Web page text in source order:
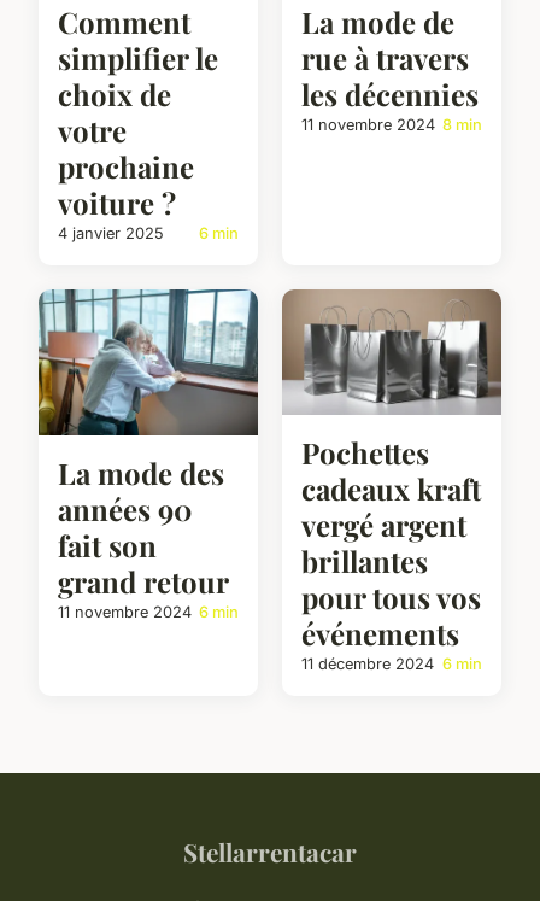
Comment
simplifier le
choix de
votre
prochaine
voiture ?
4 janvier 2025 6 min
La mode de
rue à travers
les décennies
11 novembre 2024 8 min
La mode des
années 90
fait son
grand retour
11 novembre 2024 6 min
Pochettes
cadeaux kraft
vergé argent
brillantes
pour tous vos
événements
11 décembre 2024 6 min
Stellarrentacar